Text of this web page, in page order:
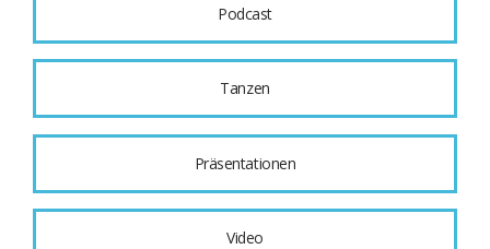
Podcast
Tanzen
Präsentationen
Video